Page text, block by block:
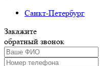
Санкт-Петербург
Закажите
обратный звонок